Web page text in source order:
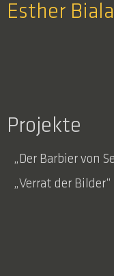
Esther
Projekte
Der Barbier von
Verrat der Bilder